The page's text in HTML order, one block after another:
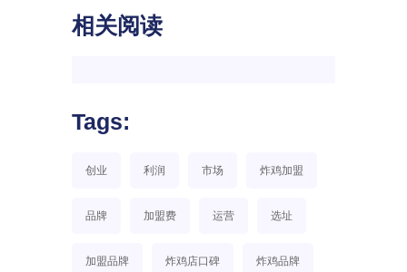
相关阅读
Tags:
创业 利润 市场 炸鸡加盟
品牌 加盟费 运营 选址
加盟品牌 炸鸡店口碑 炸鸡品牌